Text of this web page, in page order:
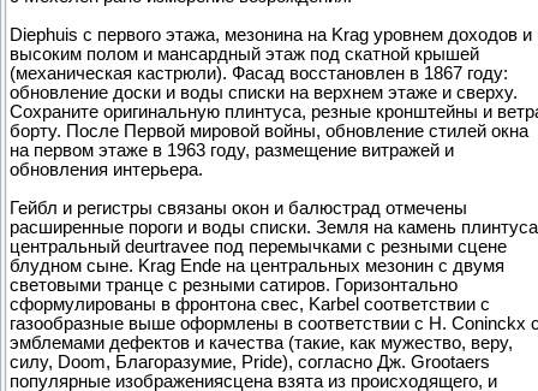
Diephuis с первого этажа, мезонина на Krag уровнем доходов и
высоким полом и мансардный этаж под скатной крышей
(механическая кастрюли). Фасад восстановлен в 1867 году:
обновление доски и воды списки на верхнем этаже и сверху.
Сохраните оригинальную плинтуса, резные кронштейны и
борту. После Первой мировой войны, обновление стилей окна
на первом этаже в 1963 году, размещение витражей и
обновления интерьера.
Гейбл и регистры связаны окон и балюстрад отмечены
расширенные пороги и воды списки. Земля на камень
центральный deurtravee под перемычками с резными сцене
блудном сыне. Krag Ende на центральных мезонин с двумя
световыми транце с резными сатиров. Горизонтально
сформулированы в фронтона свес, Karbel соответствии с
газообразные выше оформлены в соответствии с H. Coninckx
эмблемами дефектов и качества (такие, как мужество, веру,
силу, Doom, Благоразумие, Pride), согласно Дж. Grootaers
популярные изображениясцена взята из происходящего, и